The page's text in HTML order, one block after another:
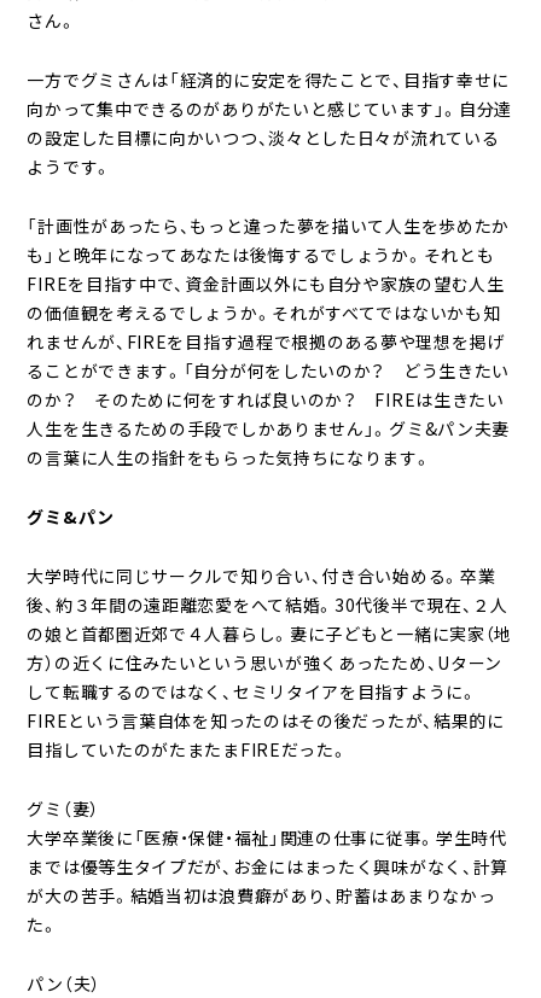
さん。
一方でグミさんは「経済的に安定を得たことで、目指す幸せに
向かって集中できるのがありがたいと感じています」。自分達
の設定した目標に向かいつつ、淡々とした日々が流れている
ようです。
「計画性があったら、もっと違った夢を描いて人生を歩めたか
も」と晩年になってあなたは後悔するでしょうか。それとも
FIREを目指す中で、資金計画以外にも自分や家族の望む人生
の価値観を考えるでしょうか。それがすべてではないかも知
れませんが、FIREを目指す過程で根拠のある夢や理想を掲げ
ることができます。「自分が何をしたいのか？ どう生きたい
のか？ そのために何をすれば良いのか？ FIREは生きたい
人生を生きるための手段でしかありません」。グミ&パン夫妻
の言葉に人生の指針をもらった気持ちになります。
グミ&パン
大学時代に同じサークルで知り合い、付き合い始める。卒業
後、約３年間の遠距離恋愛をへて結婚。30代後半で現在、２人
の娘と首都圏近郊で４人暮らし。妻に子どもと一緒に実家（地
方）の近くに住みたいという思いが強くあったため、Uターン
して転職するのではなく、セミリタイアを目指すように。
FIREという言葉自体を知ったのはその後だったが、結果的に
目指していたのがたまたまFIREだった。
グミ（妻）
大学卒業後に「医療・保健・福祉」関連の仕事に従事。学生時代
までは優等生タイプだが、お金にはまったく興味がなく、計算
が大の苦手。結婚当初は浪費癖があり、貯蓄はあまりなかっ
た。
パン（夫）